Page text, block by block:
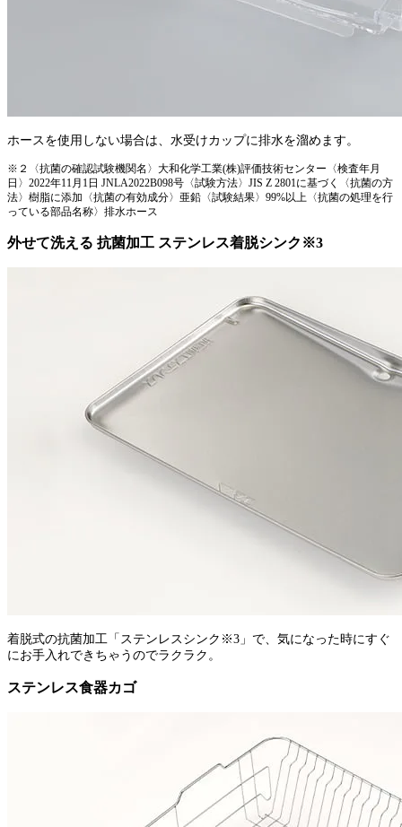
ホースを使用しない場合は、水受けカップに排水を溜めます。
※２〈抗菌の確認試験機関名〉大和化学工業(株)評価技術センター〈検査年月
日〉2022年11月1日 JNLA2022B098号〈試験方法〉JIS Z 2801に基づく〈抗菌の方
法〉樹脂に添加〈抗菌の有効成分〉亜鉛〈試験結果〉99%以上〈抗菌の処理を行
っている部品名称〉排水ホース
外せて洗える 抗菌加工 ステンレス着脱シンク※3
着脱式の抗菌加工「ステンレスシンク※3」で、気になった時にすぐ
にお手入れできちゃうのでラクラク。
ステンレス食器カゴ